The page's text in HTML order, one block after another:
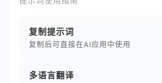
复制提示词
复制后可直接在AI应用中使用
多语言翻译